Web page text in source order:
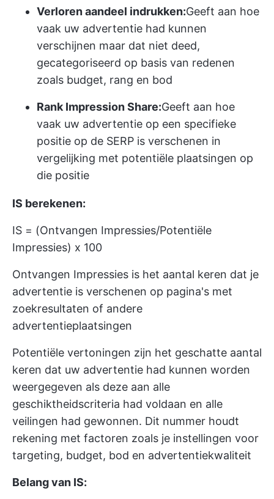
Verloren aandeel indrukken:Geeft aan hoe
vaak uw advertentie had kunnen
verschijnen maar dat niet deed,
gecategoriseerd op basis van redenen
zoals budget, rang en bod
Rank Impression Share:Geeft aan hoe
vaak uw advertentie op een specifieke
positie op de SERP is verschenen in
vergelijking met potentiële plaatsingen op
die positie
IS berekenen:
IS = (Ontvangen Impressies/Potentiële
Impressies) x 100
Ontvangen Impressies is het aantal keren dat je
advertentie is verschenen op pagina's met
zoekresultaten of andere
advertentieplaatsingen
Potentiële vertoningen zijn het geschatte aantal
keren dat uw advertentie had kunnen worden
weergegeven als deze aan alle
geschiktheidscriteria had voldaan en alle
veilingen had gewonnen. Dit nummer houdt
rekening met factoren zoals je instellingen voor
targeting, budget, bod en advertentiekwaliteit
Belang van IS: